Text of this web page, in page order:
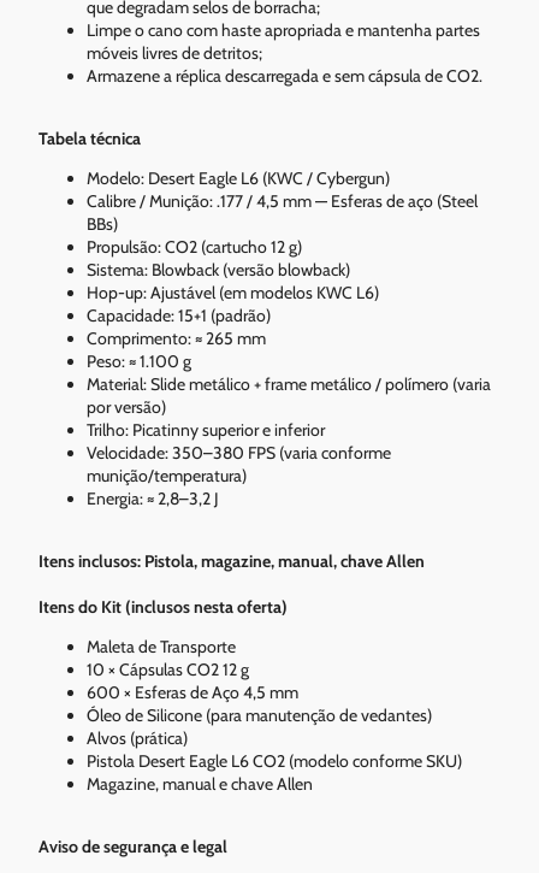
que degradam selos de borracha;
Limpe o cano com haste apropriada e mantenha partes
móveis livres de detritos;
Armazene a réplica descarregada e sem cápsula de CO2.
Tabela técnica
Modelo: Desert Eagle L6 (KWC / Cybergun)
Calibre / Munição: .177 / 4,5 mm — Esferas de aço (Steel
BBs)
Propulsão: CO2 (cartucho 12 g)
Sistema: Blowback (versão blowback)
Hop-up: Ajustável (em modelos KWC L6)
Capacidade: 15+1 (padrão)
Comprimento: ≈ 265 mm
Peso: ≈ 1.100 g
Material: Slide metálico + frame metálico / polímero (varia
por versão)
Trilho: Picatinny superior e inferior
Velocidade: 350–380 FPS (varia conforme
munição/temperatura)
Energia: ≈ 2,8–3,2 J
Itens inclusos: Pistola, magazine, manual, chave Allen
Itens do Kit (inclusos nesta oferta)
Maleta de Transporte
10 × Cápsulas CO2 12 g
600 × Esferas de Aço 4,5 mm
Óleo de Silicone (para manutenção de vedantes)
Alvos (prática)
Pistola Desert Eagle L6 CO2 (modelo conforme SKU)
Magazine, manual e chave Allen
Aviso de segurança e legal